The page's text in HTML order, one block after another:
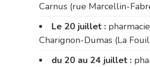
Carnus (rue Marcellin-
Le 20 juillet : pharmacie
Charignon-Dumas (La
du 20 au 24 juillet :